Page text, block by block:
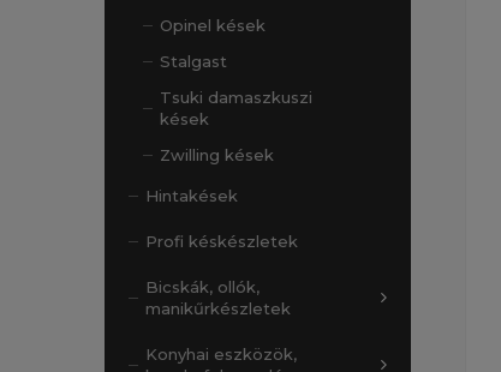
Opinel kések
Stalgast
Tsuki damaszkuszi
kések
Zwilling kések
Hintakések
Profi késkészletek
Bicskák, ollók,
manikűrkészletek
Konyhai eszközök,